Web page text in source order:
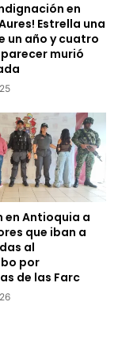
en
Estrella una
un año y cuatro
murió
en Antioquia a
que iban a
al
por
de las Farc